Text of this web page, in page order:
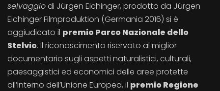
selvaggiodi Jürgen Eichinger, prodotto da Jürgen
Eichinger Filmproduktion (Germania 2016) si è
aggiudicato il premio Parco Nazionale dello
Stelvio. Il riconoscimento riservato al miglior
documentario sugli aspetti naturalistici, culturali,
paesaggistici ed economici delle aree protette
all’interno dell’Unione Europea, il premio Regione